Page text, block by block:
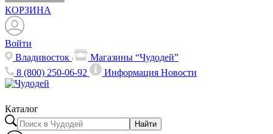
КОРЗИНА
Войти
Владивосток
Магазины “Чудодей”
8 (800) 250-06-92
ИнформацияНовости
Каталог
Найти